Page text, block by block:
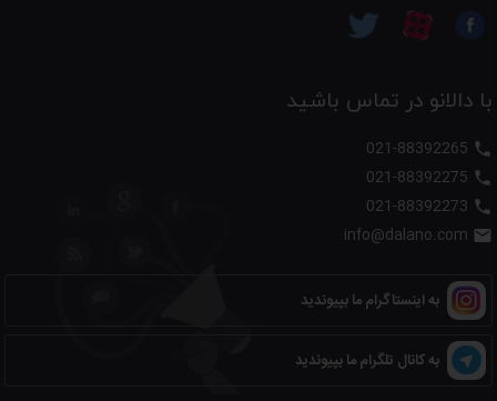
با دالانو در تماس باشید




به اینستاگرام ما بپیوندید
به کانال تلگرام ما بپیوندید